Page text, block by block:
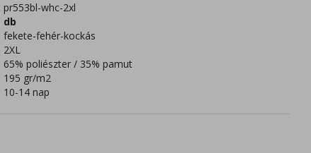
pr553bl-whc-2xl
db
fekete-fehér-kockás
2XL
65% poliészter / 35% pamut
195 gr/m2
10-14 nap